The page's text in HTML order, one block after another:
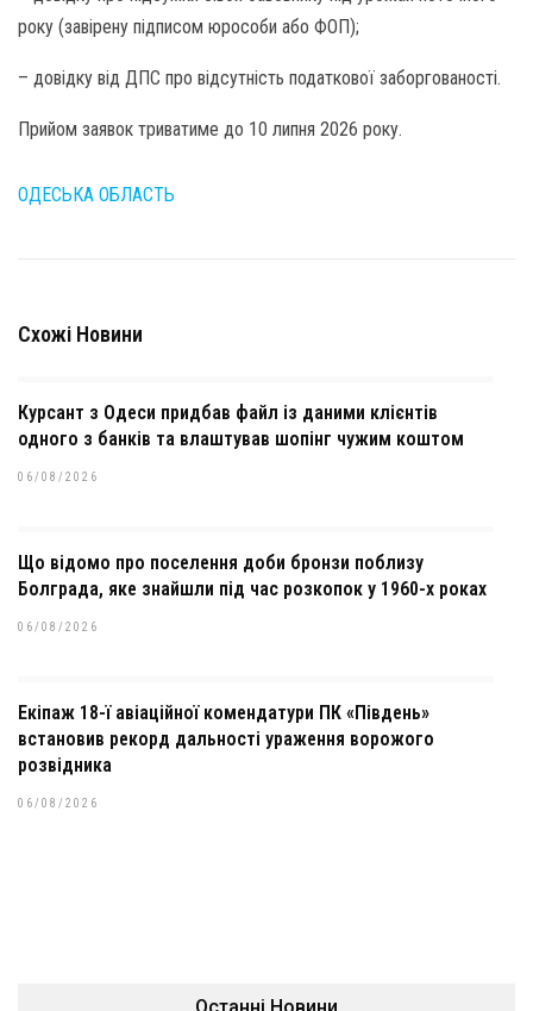
року (завірену підписом юрособи або ФОП);
– довідку від ДПС про відсутність податкової заборгованості.
Прийом заявок триватиме до 10 липня 2026 року.
ОДЕСЬКА ОБЛАСТЬ
Схожі Новини
Курсант з Одеси придбав файл із даними клієнтів
одного з банків та влаштував шопінг чужим коштом
06/08/2026
Що відомо про поселення доби бронзи поблизу
Болграда, яке знайшли під час розкопок у 1960-х роках
06/08/2026
Екіпаж 18-ї авіаційної комендатури ПК «Південь»
встановив рекорд дальності ураження ворожого
розвідника
06/08/2026